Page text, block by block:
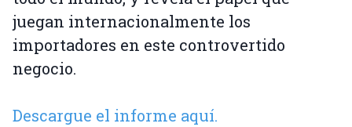
juegan internacionalmente los
importadores en este controvertido
negocio.
Descargue el informe aquí.